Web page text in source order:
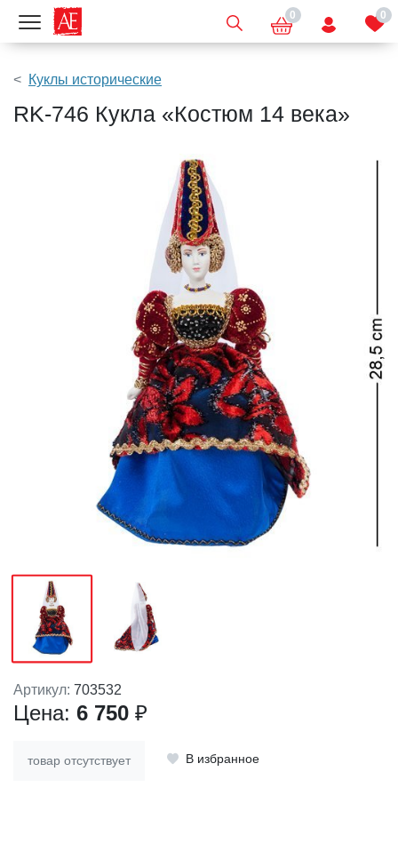
Показать меню 0 0
Куклы исторические
RK-746 Кукла «Костюм 14 века»
Артикул: 703532
Цена: 6 750 ₽
товар отсутствует В избранное